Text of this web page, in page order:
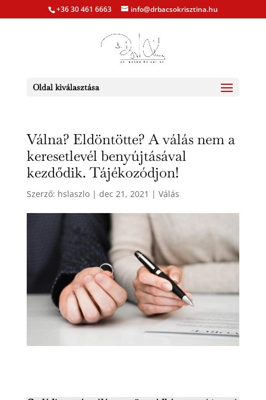
+36 30 461 6663 info@drbacsokrisztina.hu
Oldal kiválasztása
Válna? Eldöntötte? A válás nem a
keresetlevél benyújtásával
kezdődik. Tájékozódjon!
Szerző: hslaszlo| dec 21, 2021 | Válás